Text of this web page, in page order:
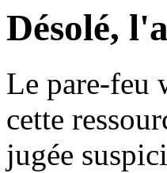
Désolé,
Le pare-feu
cette
jugée